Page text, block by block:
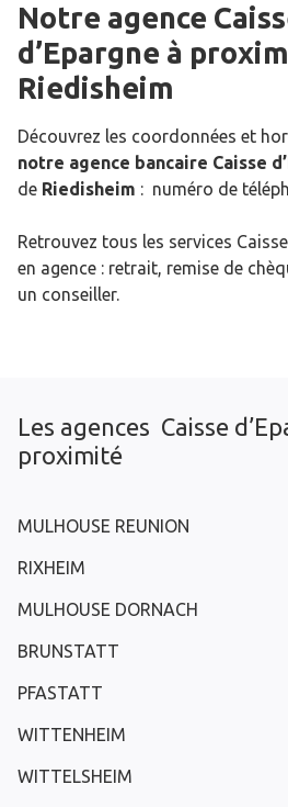
Notre agence
d’Epargne à
Riedisheim
Découvrez les coordonnées et
notre agence bancaire Caisse
de Riedisheim : numéro de
Retrouvez tous les services
en agence : retrait, remise de
un conseiller.
Les agences Caisse
proximité
MULHOUSE REUNION
RIXHEIM
MULHOUSE DORNACH
BRUNSTATT
PFASTATT
WITTENHEIM
WITTELSHEIM